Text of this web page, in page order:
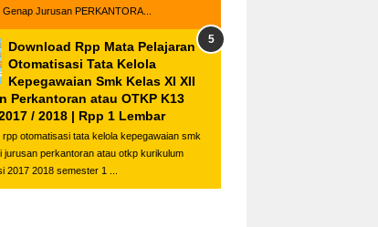
Genap Jurusan PERKANTORA...
Download Rpp Mata Pelajaran
Otomatisasi Tata Kelola
Kepegawaian Smk Kelas XI XII
Perkantoran atau OTKP K13
/ 2018 | Rpp 1 Lembar
rpp otomatisasi tata kelola kepegawaian smk
jurusan perkantoran atau otkp kurikulum
2017 2018 semester 1 ...